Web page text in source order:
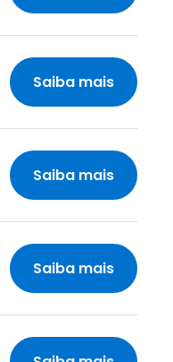
Saiba mais
Saiba mais
Saiba mais